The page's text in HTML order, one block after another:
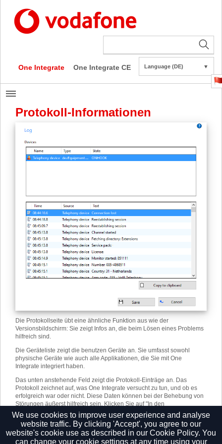
One Integrate One Integrate CE Language (DE) ▼
Protokoll-Informationen
Die Protokollseite übt eine ähnliche Funktion aus wie der
Versionsbildschirm: Sie zeigt Infos an, die beim Lösen eines Problems
hilfreich sind.
Die Geräteliste zeigt die benutzen Geräte an. Sie umfasst sowohl
physische Geräte wie auch alle Applikationen, die Sie mit One
Integrate integriert haben.
Das unten anstehende Feld zeigt die Protokoll-Einträge an. Das
Protokoll zeichnet auf, was One Integrate versucht zu tun, und ob es
erfolgreich war oder nicht. Diese Daten können bei der Behebung von
Störungen äußerst hilfreich sein. Klicken Sie auf "In den
Zwischenspeicher kopieren" und fügen Sie die Daten in ein Dokument
ein.
We use cookies to improve user experience and analyse
website traffic. By clicking 'Accept', you agree to our
website's cookie use as described in our Cookie Policy. You
can change your cookie settings at any time using your